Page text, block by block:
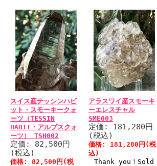
スイス産テッシンハビ
ット・スモーキークォ
ーツ（TESSIN
HABIT・アルプスクォ
ーツ） TSH002
定価: 82,500円
(税込)
価格: 82,500円(税
アラスワイ産スモーキ
ーエレスチャル
SME003
定価: 181,280円
(税込)
価格: 181,280円(税
込)
Thank you！Sold